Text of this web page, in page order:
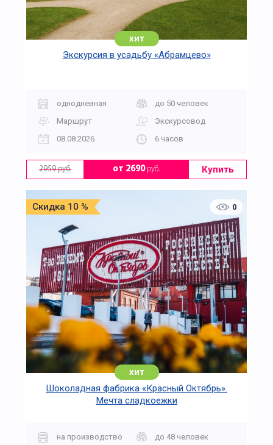
хит
Экскурсия в усадьбу «Абрамцево»
однодневная
до 50 человек
Маршрут
Экскурсовод
08.08.2026
6 часов
2959 руб. от 2690руб. Купить
Скидка 10 % 0
хит
Шоколадная фабрика «Красный Октябрь».
Мечта сладкоежки
на производство
до 48 человек